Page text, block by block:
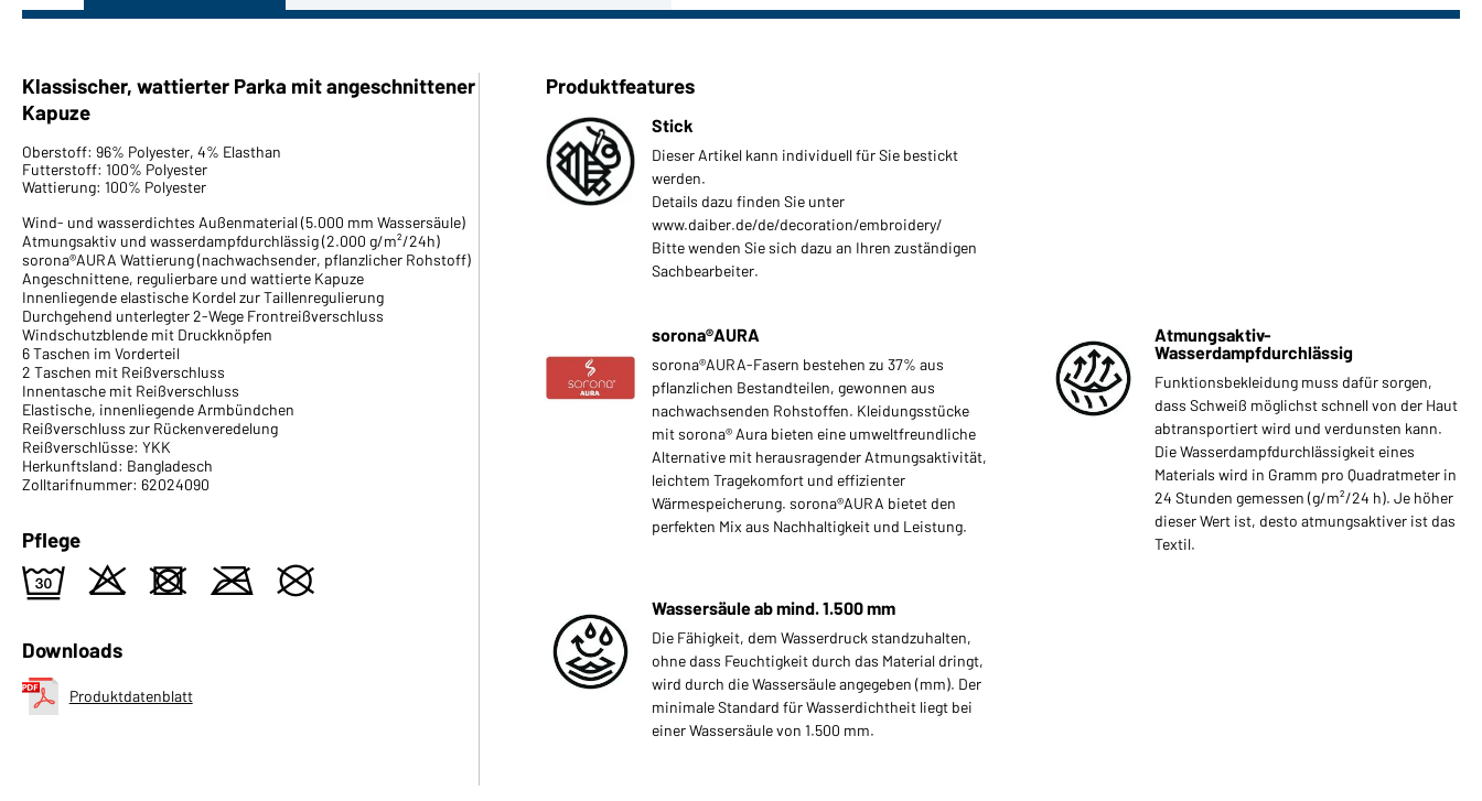
Klassischer, wattierter Parka mit angeschnittener
Kapuze
Oberstoff: 96% Polyester, 4% Elasthan
Futterstoff: 100% Polyester
Wattierung: 100% Polyester
Wind- und wasserdichtes Außenmaterial (5.000 mm Wassersäule)
Atmungsaktiv und wasserdampfdurchlässig (2.000 g/m²/24h)
sorona®AURA Wattierung (nachwachsender, pflanzlicher Rohstoff)
Angeschnittene, regulierbare und wattierte Kapuze
Innenliegende elastische Kordel zur Taillenregulierung
Durchgehend unterlegter 2-Wege Frontreißverschluss
Windschutzblende mit Druckknöpfen
6 Taschen im Vorderteil
2 Taschen mit Reißverschluss
Innentasche mit Reißverschluss
Elastische, innenliegende Armbündchen
Reißverschluss zur Rückenveredelung
Reißverschlüsse: YKK
Herkunftsland: Bangladesch
Zolltarifnummer: 62024090
Pflege
e o d m U
Downloads
Produktdatenblatt
Produktfeatures
Stick
Dieser Artikel kann individuell für Sie bestickt
werden.
Details dazu finden Sie unter
www.daiber.de/de/decoration/embroidery/
Bitte wenden Sie sich dazu an Ihren zuständigen
Sachbearbeiter.
sorona®AURA
sorona®AURA-Fasern bestehen zu 37% aus
pflanzlichen Bestandteilen, gewonnen aus
nachwachsenden Rohstoffen. Kleidungsstücke
mit sorona® Aura bieten eine umweltfreundliche
Alternative mit herausragender Atmungsaktivität,
leichtem Tragekomfort und effizienter
Wärmespeicherung. sorona®AURA bietet den
perfekten Mix aus Nachhaltigkeit und Leistung.
Atmungsaktiv-
Wasserdampfdurchlässig
Funktionsbekleidung muss dafür sorgen,
dass Schweiß möglichst schnell von der Haut
abtransportiert wird und verdunsten kann.
Die Wasserdampfdurchlässigkeit eines
Materials wird in Gramm pro Quadratmeter in
24 Stunden gemessen (g/m²/24 h). Je höher
dieser Wert ist, desto atmungsaktiver ist das
Textil.
Wassersäule ab mind. 1.500 mm
Die Fähigkeit, dem Wasserdruck standzuhalten,
ohne dass Feuchtigkeit durch das Material dringt,
wird durch die Wassersäule angegeben (mm). Der
minimale Standard für Wasserdichtheit liegt bei
einer Wassersäule von 1.500 mm.